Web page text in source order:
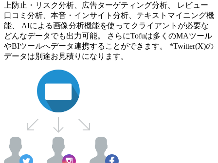
上防止・リスク分析、広告ターゲティング分析、 レビュー
口コミ分析、本音・インサイト分析、テキストマイニング機
能、 AIによる画像分析機能を使ってクライアントが必要な
どんなデータでも出力可能。 さらにTofuは多くのMAツール
やBIツールへデータ連携することができます。 *Twitter(X)の
データは別途お見積りになります。